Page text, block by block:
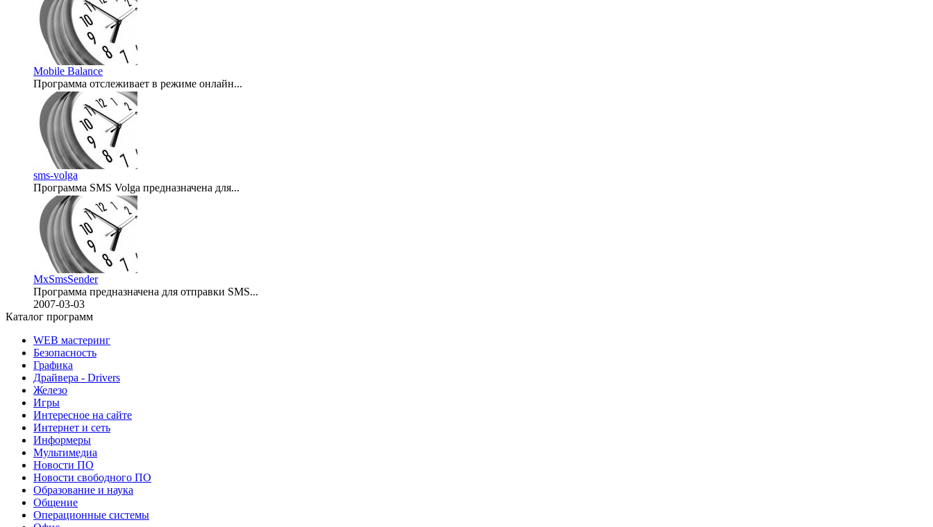
Mobile Balance
Программа отслеживает в режиме онлайн...
2007-03-03
sms-volga
Программа SMS Volga предназначена для...
2007-03-03
MxSmsSender
Программа предназначена для отправки SMS...
2007-03-03
Каталог программ
WEB мастеринг
Безопасность
Графика
Драйвера - Drivers
Железо
Игры
Интересное на сайте
Интернет и сеть
Информеры
Мультимедиа
Новости ПО
Новости свободного ПО
Образование и наука
Общение
Операционные системы